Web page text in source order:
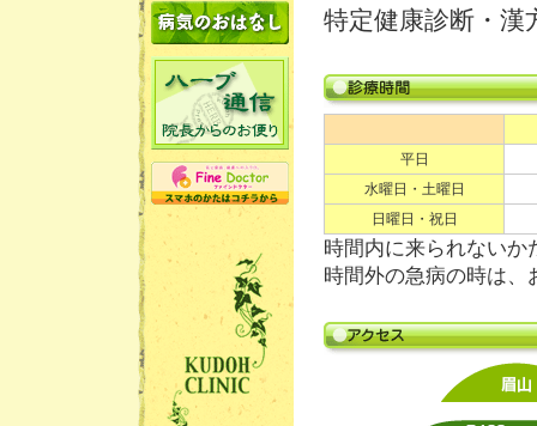
特定健康診断・漢
平日
水曜日・土曜日
日曜日・祝日
時間内に来られないか
時間外の急病の時は、